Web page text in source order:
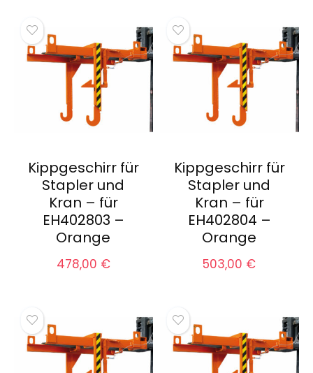
Kippgeschirr für
Stapler und
Kran – für
EH402803 –
Orange
478,00 €
Kippgeschirr für
Stapler und
Kran – für
EH402804 –
Orange
503,00 €